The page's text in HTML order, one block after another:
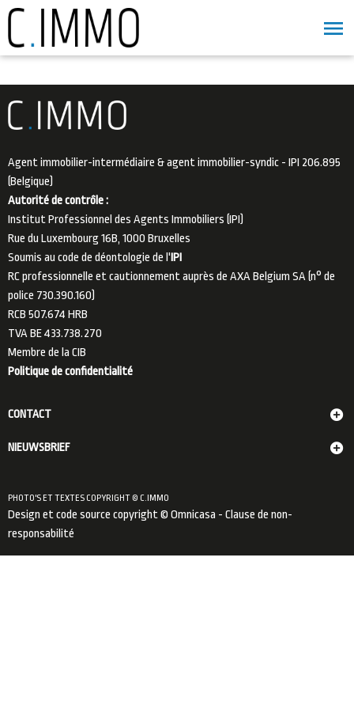
Agent immobilier-intermédiaire & agent immobilier-syndic - IPI 206.895
(Belgique)
Autorité de contrôle :
Institut Professionnel des Agents Immobiliers (IPI)
Rue du Luxembourg 16B, 1000 Bruxelles
Soumis au code de déontologie de l'IPI
RC professionnelle et cautionnement auprès de AXA Belgium SA (n° de
police 730.390.160)
RCB 507.674 HRB
TVA BE 433.738.270
Membre de la CIB
Politique de confidentialité
CONTACT
NIEUWSBRIEF
PHOTO'S ET TEXTES COPYRIGHT © C.IMMO
Design et code source copyright © Omnicasa - Clause de non-
responsabilité